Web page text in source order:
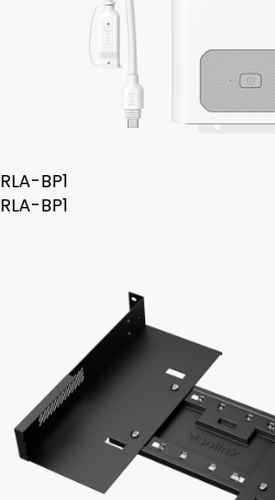
RLA-BP1
RLA-BP1